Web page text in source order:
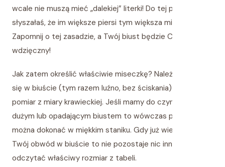
wcale nie muszą mieć „dalekiej” literki! Do tej pory
słyszałaś, że im większe piersi tym większa miseczka?
Zapomnij o tej zasadzie, a Twój biust będzie Ci
wdzięczny!
Jak zatem określić właściwie miseczkę? Należy zmierzyć
się w biuście (tym razem luźno, bez ściskania) i odczytać
pomiar z miary krawieckiej. Jeśli mamy do czynienia z
dużym lub opadającym biustem to wówczas pomiaru
można dokonać w miękkim staniku. Gdy już wiesz, jaki jest
Twój obwód w biuście to nie pozostaje nic innego, jak
odczytać właściwy rozmiar z tabeli.